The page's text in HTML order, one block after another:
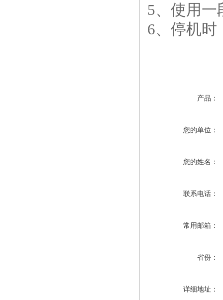
5、使用一
6、停机时
产品：
您的单位：
您的姓名：
联系电话：
常用邮箱：
省份：
详细地址：